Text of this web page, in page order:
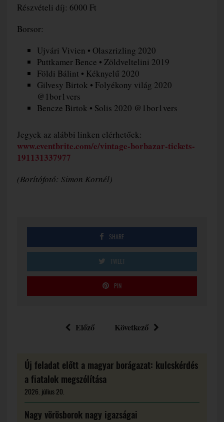
Részvételi díj: 6000 Ft
Borsor:
Ujvári Vivien • Olaszrizling 2020
Puttkamer Bence • Zöldveltelini 2019
Földi Bálint • Kéknyelű 2020
Gilvesy Birtok • Folyékony világ 2020
@1bor1vers
Bencze Birtok • Solis 2020 @1bor1vers
Jegyek az alábbi linken elérhetőek:
www.eventbrite.com/e/vintage-borbazar-tickets-
191131337977
(Borítófotó: Simon Kornél)
SHARE
TWEET
PIN
Előző Következő
Új feladat előtt a magyar borágazat: kulcskérdés
a fiatalok megszólítása
2026. július 20.
Nagy vörösborok nagy igazságai